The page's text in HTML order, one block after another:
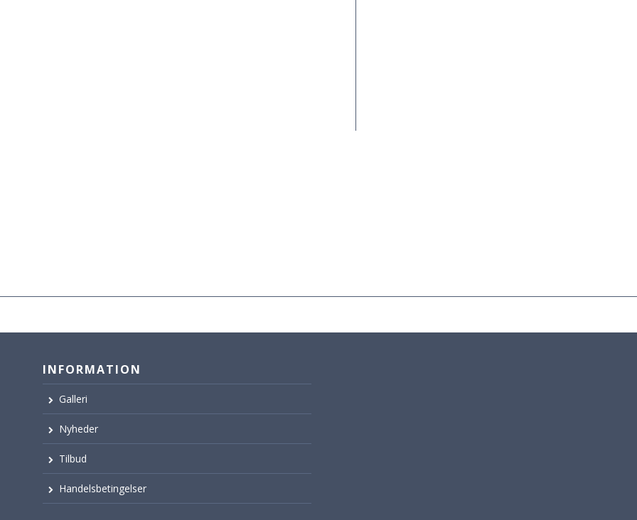
INFORMATION
Galleri
Nyheder
Tilbud
Handelsbetingelser